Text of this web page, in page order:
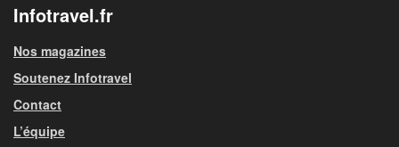
Infotravel.fr
Nos magazines
Soutenez Infotravel
Contact
L’équipe